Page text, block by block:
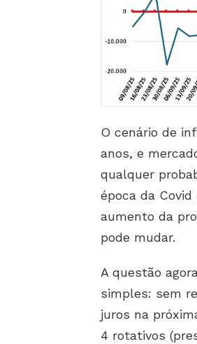
O cenário de
anos, e
qualquer
época da
aumento da
pode mudar.
A questão
simples: sem
juros na
4 rotativos